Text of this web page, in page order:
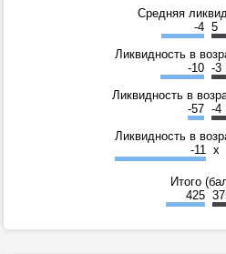
Средняя
-4 5
Ликвидность в
-10 -3
Ликвидность в
-57 -4
Ликвидность в
-11 x
Итого
425